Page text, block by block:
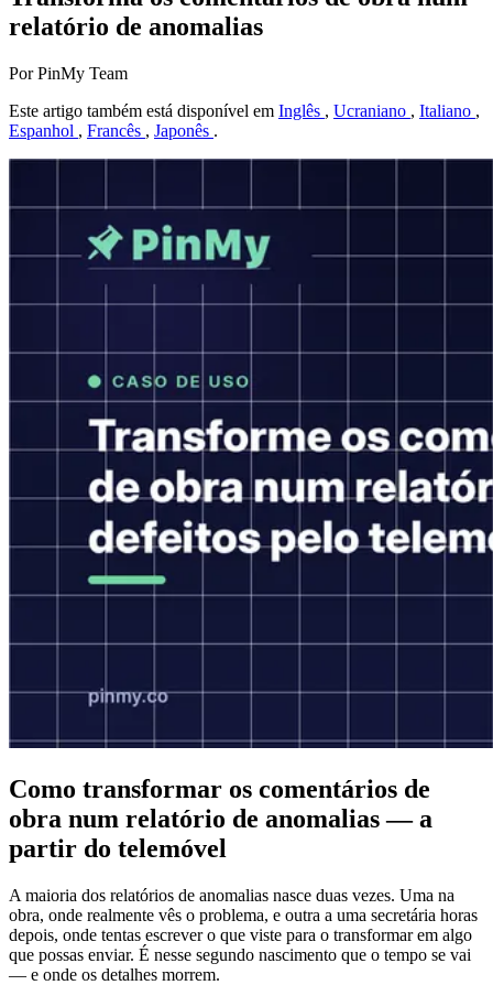
relatório de anomalias
Por PinMy Team
Este artigo também está disponível em Inglês , Ucraniano , Italiano ,
Espanhol , Francês , Japonês .
Como transformar os comentários de
obra num relatório de anomalias — a
partir do telemóvel
A maioria dos relatórios de anomalias nasce duas vezes. Uma na
obra, onde realmente vês o problema, e outra a uma secretária horas
depois, onde tentas escrever o que viste para o transformar em algo
que possas enviar. É nesse segundo nascimento que o tempo se vai
— e onde os detalhes morrem.